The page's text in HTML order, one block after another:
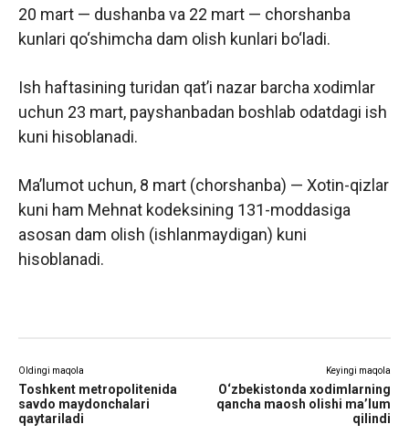
20 mart — dushanba va 22 mart — chorshanba
kunlari qo‘shimcha dam olish kunlari bo‘ladi.
Ish haftasining turidan qat’i nazar barcha xodimlar
uchun 23 mart, payshanbadan boshlab odatdagi ish
kuni hisoblanadi.
Ma’lumot uchun, 8 mart (chorshanba) — Xotin-qizlar
kuni ham Mehnat kodeksining 131-moddasiga
asosan dam olish (ishlanmaydigan) kuni
hisoblanadi.
Oldingi maqola
Toshkent metropolitenida
savdo maydonchalari
qaytariladi
Keyingi maqola
O‘zbekistonda xodimlarning
qancha maosh olishi ma’lum
qilindi